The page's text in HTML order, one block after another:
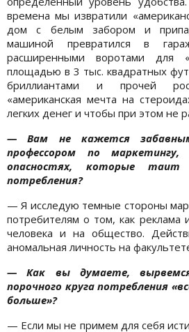
времена мы извратили
дом с белым забором и
машиной превратился в
расширенными воротами
площадью в 3 тыс. квадратных
бриллиантами и прочей
«американская мечта на
легких денег и чтобы при этом не
— Вам не кажется
профессором по
опасностях, которые
потребления?
— Я исследую темные стороны
потребителям о том, как реклама
человека и на общество.
аномальная личность на
— Как вы думаете,
порочного круга потребления
больше»?
— Если мы не примем для себя